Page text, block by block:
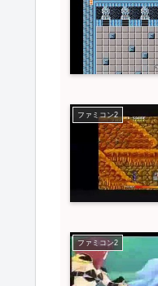
ファミコン2
ファミコン2